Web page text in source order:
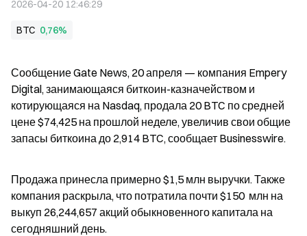
2026-04-20 12:46:29
BTC 0,76%
Сообщение Gate News, 20 апреля — компания Empery
Digital, занимающаяся биткоин-казначейством и
котирующаяся на Nasdaq, продала 20 BTC по средней
цене $74,425 на прошлой неделе, увеличив свои общие
запасы биткоина до 2,914 BTC, сообщает Businesswire.
Продажа принесла примерно $1,5 млн выручки. Также
компания раскрыла, что потратила почти $150  млн на
выкуп 26,244,657 акций обыкновенного капитала на
сегодняшний день.